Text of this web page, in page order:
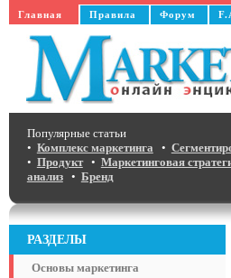
Главная Правила Форум
Популярные статьи
• Комплекс маркетинга •
• Продукт• Маркетинговая
анализ• Бренд
РАЗДЕЛЫ
Основы маркетинга